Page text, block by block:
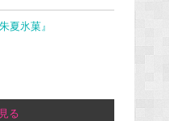
夏氷菓』
る